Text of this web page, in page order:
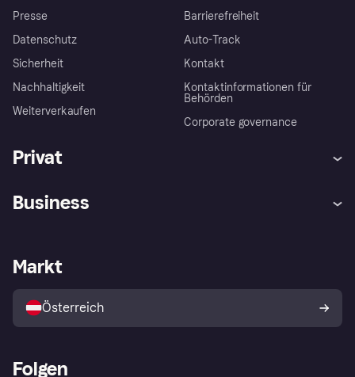
Presse
Datenschutz
Sicherheit
Nachhaltigkeit
Weiterverkaufen
Barrierefreiheit
Auto-Track
Kontakt
Kontaktinformationen für
Behörden
Corporate governance
Privat
Shops entdecken
Business
Händlerportal
Markt
Österreich
Folgen